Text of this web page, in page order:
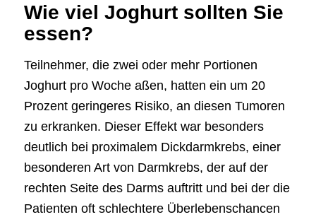
Wie viel Joghurt sollten Sie
essen?
Teilnehmer, die zwei oder mehr Portionen
Joghurt pro Woche aßen, hatten ein um 20
Prozent geringeres Risiko, an diesen Tumoren
zu erkranken. Dieser Effekt war besonders
deutlich bei proximalem Dickdarmkrebs, einer
besonderen Art von Darmkrebs, der auf der
rechten Seite des Darms auftritt und bei der die
Patienten oft schlechtere Überlebenschancen